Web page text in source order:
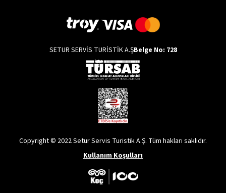
SETUR SERVİS TURİSTİK A.ŞBelge No: 728
Copyright © 2022 Setur Servis Turistik A.Ş. Tüm hakları saklıdır.
Kullanım Koşulları